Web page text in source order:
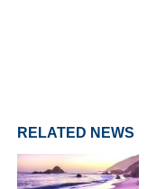
RELATED NEWS